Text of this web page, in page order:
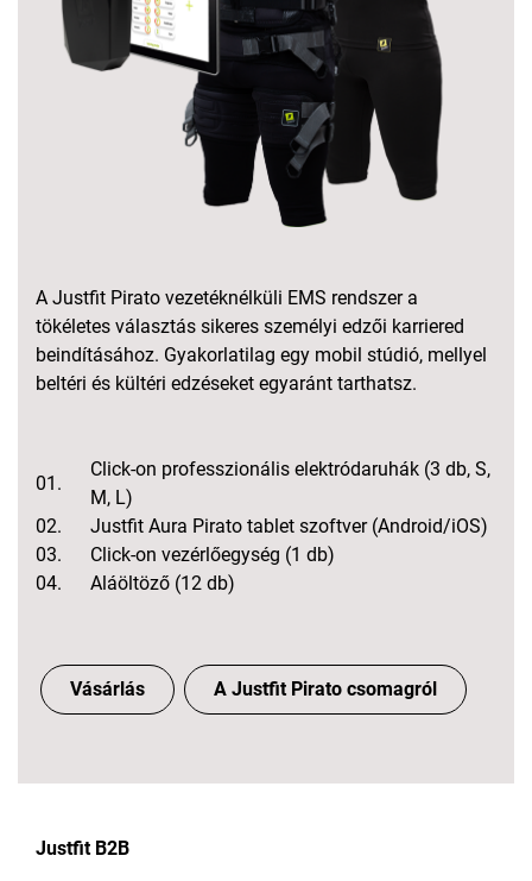
A Justfit Pirato vezetéknélküli EMS rendszer a
tökéletes választás sikeres személyi edzői karriered
beindításához. Gyakorlatilag egy mobil stúdió, mellyel
beltéri és kültéri edzéseket egyaránt tarthatsz.
01.
Click-on professzionális elektródaruhák (3 db, S,
M, L)
02.
Justfit Aura Pirato tablet szoftver (Android/iOS)
03.
Click-on vezérlőegység (1 db)
04.
Aláöltöző (12 db)
Vásárlás A Justfit Pirato csomagról
Justfit B2B